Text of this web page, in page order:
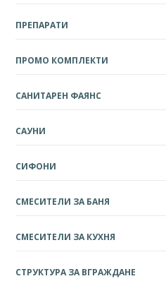
ПРЕПАРАТИ
ПРОМО КОМПЛЕКТИ
САНИТАРЕН ФАЯНС
САУНИ
СИФОНИ
СМЕСИТЕЛИ ЗА БАНЯ
СМЕСИТЕЛИ ЗА КУХНЯ
СТРУКТУРА ЗА ВГРАЖДАНЕ